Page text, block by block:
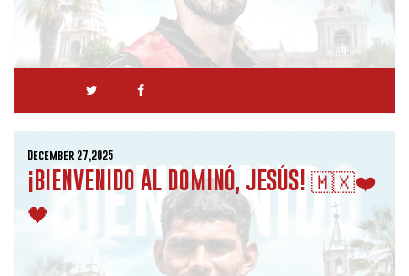
December 27,2025
¡BIENVENIDO AL DOMINÓ, JESÚS! 🇲🇽❤️
🖤